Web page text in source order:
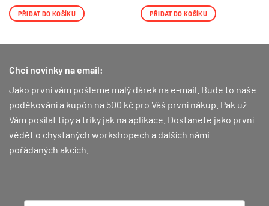
PŘIDAT DO KOŠÍKU PŘIDAT DO KOŠÍKU
Chci novinky na email:
Jako první vám pošleme malý dárek na e-mail. Bude to naše
poděkování a kupón na 500 kč pro Váš první nákup. Pak už
Vám posílat tipy a triky jak na aplikace. Dostanete jako první
vědět o chystaných workshopech a dalších námi
pořádaných akcích.